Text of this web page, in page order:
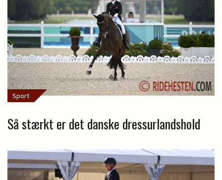
Sport
Så stærkt er det danske dressurlandshold